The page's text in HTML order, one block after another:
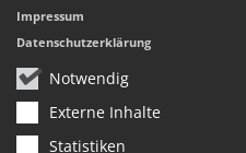
Notwendig
Externe Inhalte
Statistiken
Impressum
Datenschutzerklärung